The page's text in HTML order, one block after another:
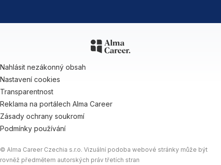
Nahlásit nezákonný obsah
Nastavení cookies
Transparentnost
Reklama na portálech Alma Career
Zásady ochrany soukromí
Podmínky používání
© Alma Career Czechia s.r.o. Vizuální podoba webové stránky může být
rovněž předmětem autorských práv třetích stran